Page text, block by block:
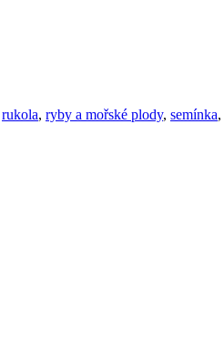
rukola, ryby a mořské plody, semínka,